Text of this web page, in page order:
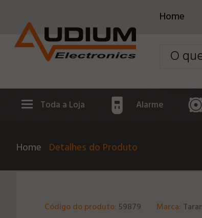
Home
Toda a Loja Alarme
Home Detalhes do Produto
Código do produto: 59879 Marca: